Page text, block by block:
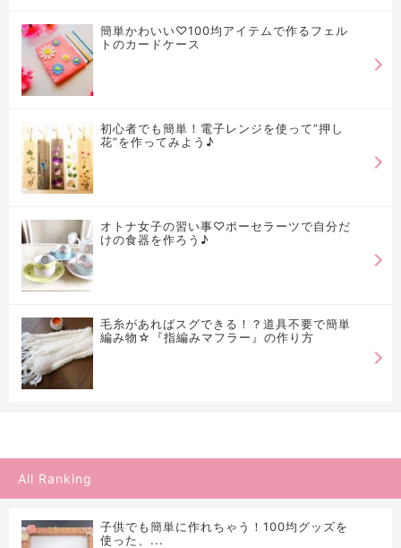
簡単かわいい♡100均アイテムで作るフェル
トのカードケース
初心者でも簡単！電子レンジを使って”押し
花”を作ってみよう♪
オトナ女子の習い事♡ポーセラーツで自分だ
けの食器を作ろう♪
毛糸があればスグできる！？道具不要で簡単
編み物☆『指編みマフラー』の作り方
All Ranking
子供でも簡単に作れちゃう！100均グッズを
使った、...